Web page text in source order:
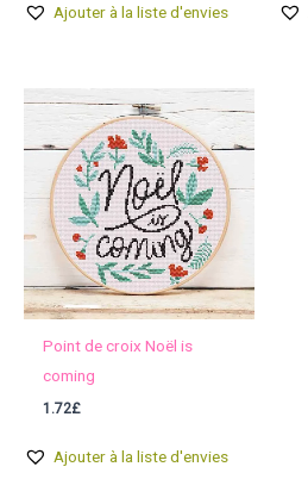
Ajouter à la liste d'envies
Point de croix Noël is
coming
1.72£
Ajouter à la liste d'envies